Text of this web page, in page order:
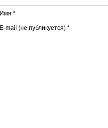
Имя *
E-mail (не публикуется) *